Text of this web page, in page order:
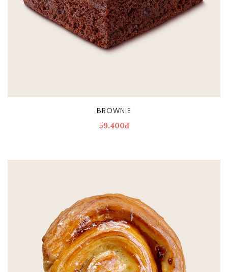
BROWNIE
59.400đ